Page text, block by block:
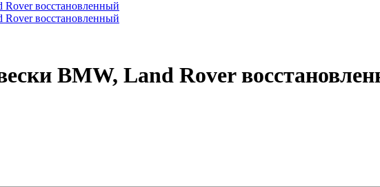
BMW, Land Rover